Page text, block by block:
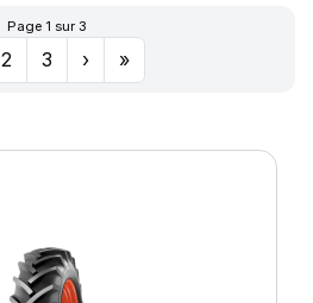
Page 1 sur 3
2 3 › »